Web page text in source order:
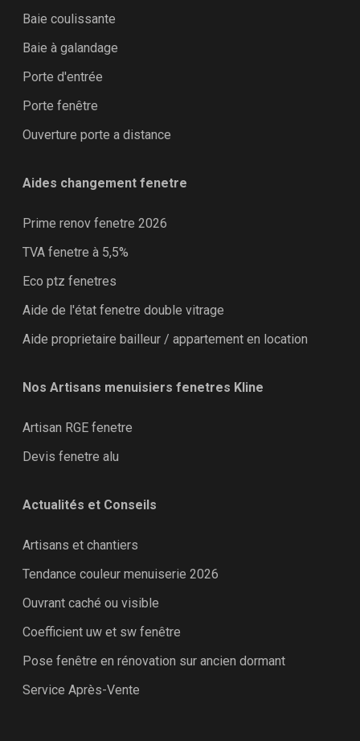
Baie coulissante
Baie à galandage
Porte d'entrée
Porte fenêtre
Ouverture porte a distance
Aides changement fenetre
Prime renov fenetre 2026
TVA fenetre à 5,5%
Eco ptz fenetres
Aide de l'état fenetre double vitrage
Aide proprietaire bailleur / appartement en location
Nos Artisans menuisiers fenetres Kline
Artisan RGE fenetre
Devis fenetre alu
Actualités et Conseils
Artisans et chantiers
Tendance couleur menuiserie 2026
Ouvrant caché ou visible
Coefficient uw et sw fenêtre
Pose fenêtre en rénovation sur ancien dormant
Service Après-Vente